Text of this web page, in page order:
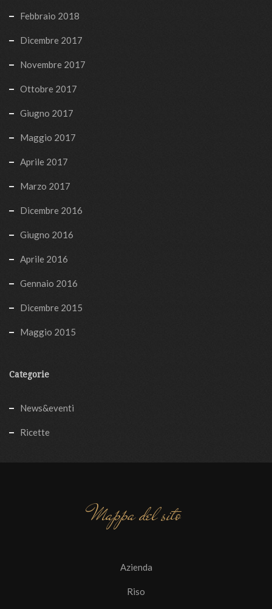
Febbraio 2018
Dicembre 2017
Novembre 2017
Ottobre 2017
Giugno 2017
Maggio 2017
Aprile 2017
Marzo 2017
Dicembre 2016
Giugno 2016
Aprile 2016
Gennaio 2016
Dicembre 2015
Maggio 2015
Categorie
News&eventi
Ricette
Mappa del sito
Azienda
Riso